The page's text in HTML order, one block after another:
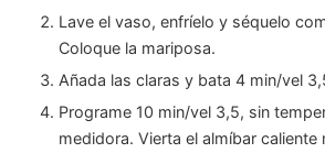
Lave el vaso, enfríelo y séquelo
Coloque la mariposa.
Añada las claras y bata 4 min/vel
Programe 10 min/vel 3,5, sin
medidora. Vierta el almíbar